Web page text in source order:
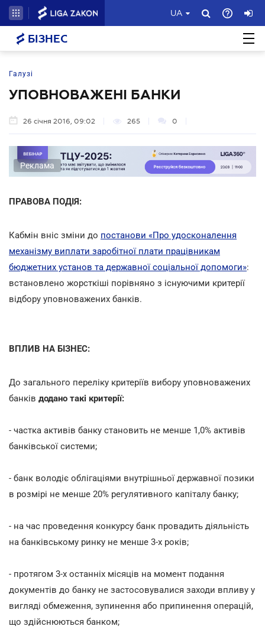
UA
БІЗНЕС
Галузі
УПОВНОВАЖЕНІ БАНКИ
26 січня 2016, 09:02 265 0
Реклама
ПРАВОВА ПОДІЯ:
Кабмін вніс зміни до постанови «Про удосконалення
механізму виплати заробітної плати працівникам
бюджетних установ та державної соціальної допомоги»:
встановлено жорсткіші порівняно з існуючими критерії
відбору уповноважених банків.
ВПЛИВ НА БІЗНЕС:
До загального переліку критеріїв вибору уповноважених
банків додано такі критерії:
- частка активів банку становить не менше 1,0% активів
банківської системи;
- банк володіє облігаціями внутрішньої державної позики
в розмірі не менше 20% регулятивного капіталу банку;
- на час проведення конкурсу банк провадить діяльність
на банківському ринку не менше 3-х років;
- протягом 3-х останніх місяців на момент подання
документів до банку не застосовувалися заходи впливу у
вигляді обмеження, зупинення або припинення операцій,
що здійснюються банком;